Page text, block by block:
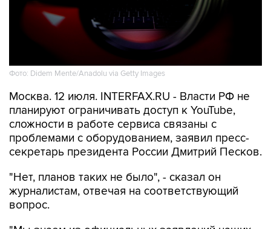
Фото: Didem Mente/Anadolu via Getty Images
Москва. 12 июля. INTERFAX.RU - Власти РФ не
планируют ограничивать доступ к YouTube,
сложности в работе сервиса связаны с
проблемами с оборудованием, заявил пресс-
секретарь президента России Дмитрий Песков.
"Нет, планов таких не было", - сказал он
журналистам, отвечая на соответствующий
вопрос.